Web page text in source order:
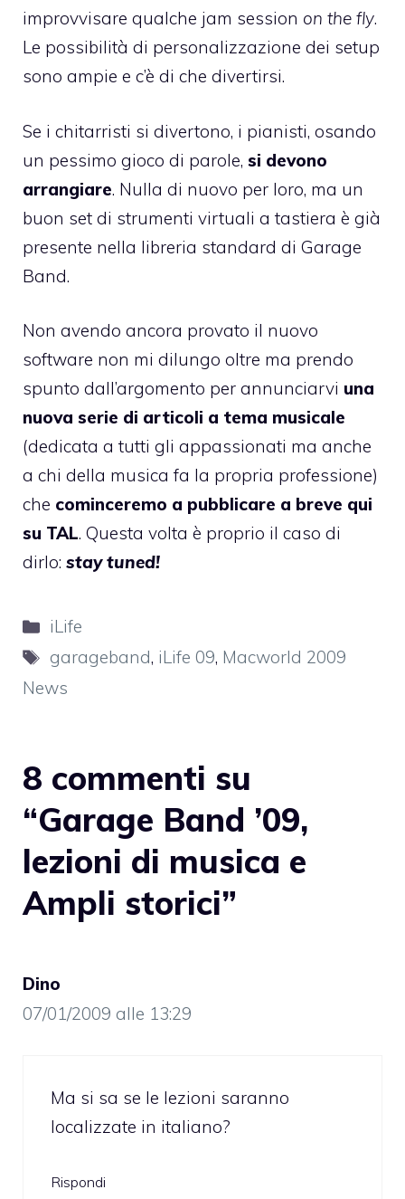
improvvisare qualche jam session on the fly.
Le possibilità di personalizzazione dei setup
sono ampie e c’è di che divertirsi.
Se i chitarristi si divertono, i pianisti, osando
un pessimo gioco di parole, si devono
arrangiare. Nulla di nuovo per loro, ma un
buon set di strumenti virtuali a tastiera è già
presente nella libreria standard di Garage
Band.
Non avendo ancora provato il nuovo
software non mi dilungo oltre ma prendo
spunto dall’argomento per annunciarvi una
nuova serie di articoli a tema musicale
(dedicata a tutti gli appassionati ma anche
a chi della musica fa la propria professione)
che cominceremo a pubblicare a breve qui
su TAL. Questa volta è proprio il caso di
dirlo: stay tuned!
Categorie
iLife
Tag
garageband, iLife 09, Macworld 2009
News
8 commenti su
“Garage Band ’09,
lezioni di musica e
Ampli storici”
Dino
07/01/2009 alle 13:29
Ma si sa se le lezioni saranno
localizzate in italiano?
Rispondi